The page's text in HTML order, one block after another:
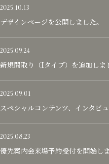
2025.10.13
デザインページを公開しました。
2025.09.24
新規間取り（Iタイプ）を追加しま
2025.09.01
スペシャルコンテンツ、インタビ
2025.08.23
優先案内会来場予約受付を開始しま